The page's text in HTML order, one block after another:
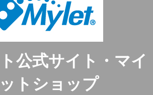
公式サイト・マイ
トショップ